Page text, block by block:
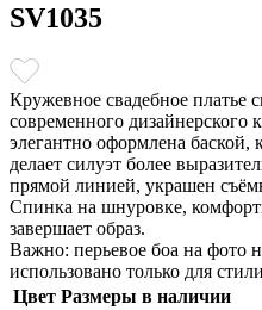
SV1035
Кружевное свадебное платье
современного
элегантно оформлена баской,
делает силуэт более
прямой линией, украшен
Спинка на шнуровке,
завершает образ.
Важно: перьевое боа на фото
использовано только для
Цвет Размеры в наличии